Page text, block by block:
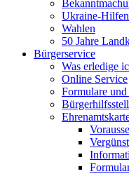
Ukraine-Hilfen
Wahlen
50 Jahre
Bürgerservice
Was erledige
Online Service
Formulare